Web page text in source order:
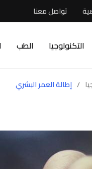
تواصل معنا
التكنولوجيا الطب
/ إطالة العمر البشري